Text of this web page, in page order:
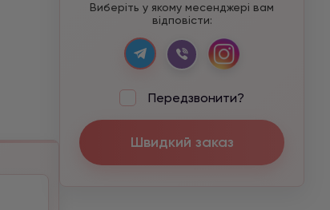
Виберіть у якому месенджері вам
відповісти:
Передзвонити?
Швидкий заказ